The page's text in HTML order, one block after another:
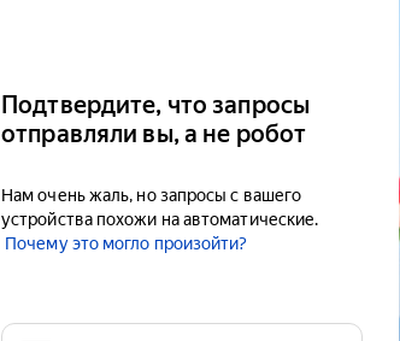
Подтвердите, что запросы
отправляли вы, а не робот
Нам очень жаль, но запросы с вашего
устройства похожи на автоматические.
Почему это могло произойти?